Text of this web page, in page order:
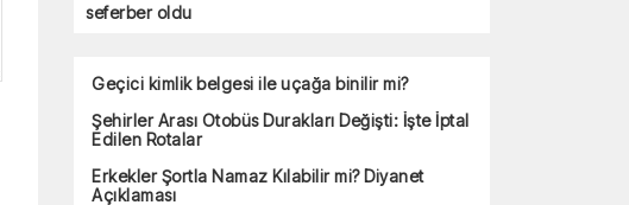
seferber oldu
Geçici kimlik belgesi ile uçağa binilir mi?
Şehirler Arası Otobüs Durakları Değişti: İşte İptal
Edilen Rotalar
Erkekler Şortla Namaz Kılabilir mi? Diyanet
Açıklaması